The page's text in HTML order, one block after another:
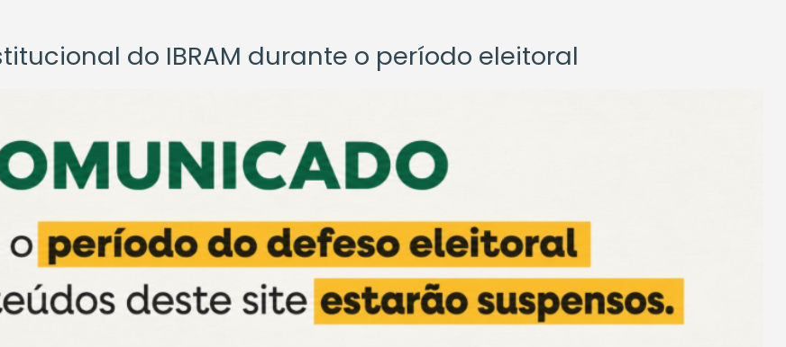
do IBRAM durante o período eleitoral